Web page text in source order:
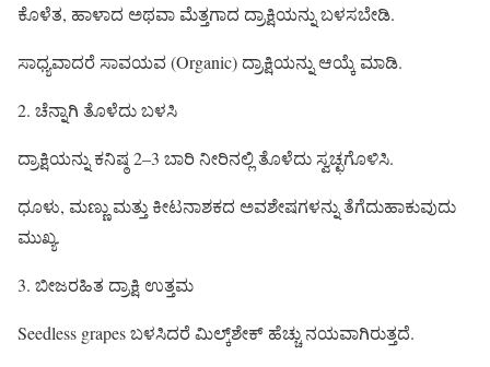
ಕೊಳೆತ, ಹಾಳಾದ ಅಥವಾ ಮೆತ್ತಗಾದ ದ್ರಾಕ್ಷಿಯನ್ನು ಬಳಸಬೇಡಿ.
ಸಾಧ್ಯವಾದರೆ ಸಾವಯವ (Organic) ದ್ರಾಕ್ಷಿಯನ್ನು ಆಯ್ಕೆ ಮಾಡಿ.
2. ಚೆನ್ನಾಗಿ ತೊಳೆದು ಬಳಸಿ
ದ್ರಾಕ್ಷಿಯನ್ನು ಕನಿಷ್ಠ 2–3 ಬಾರಿ ನೀರಿನಲ್ಲಿ ತೊಳೆದು ಸ್ವಚ್ಛಗೊಳಿಸಿ.
ಧೂಳು, ಮಣ್ಣು ಮತ್ತು ಕೀಟನಾಶಕದ ಅವಶೇಷಗಳನ್ನು ತೆಗೆದುಹಾಕುವುದು
ಮುಖ್ಯ.
3. ಬೀಜರಹಿತ ದ್ರಾಕ್ಷಿ ಉತ್ತಮ
Seedless grapes ಬಳಸಿದರೆ ಮಿಲ್ಕ್‌ಶೇಕ್ ಹೆಚ್ಚು ನಯವಾಗಿರುತ್ತದೆ.